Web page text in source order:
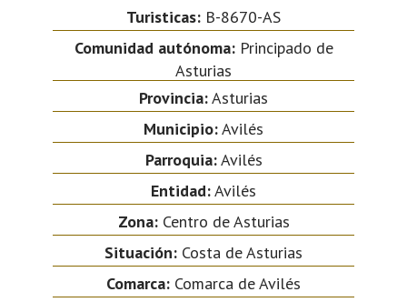
Turisticas: B-8670-AS
Comunidad autónoma:Principado de
Asturias
Provincia:Asturias
Municipio:Avilés
Parroquia:Avilés
Entidad:Avilés
Zona:Centro de Asturias
Situación: Costa de Asturias
Comarca: Comarca de Avilés